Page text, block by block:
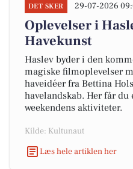
DET SKER 29-07-2026
Oplevelser i
Havekunst
Haslev byder i den
magiske filmoplevelser
haveidéer fra Bettina
havelandskab. Her får
weekendens aktiviteter.
Kilde: Kultunaut
Læs hele artiklen her